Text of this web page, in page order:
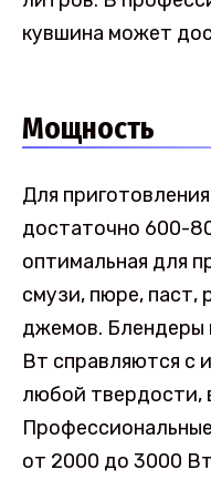
кувшина может
Мощность
Для
достаточно 600-
оптимальная для
смузи, пюре, паст,
джемов. Блендеры
Вт справляются с
любой твердости,
от 2000 до 3000